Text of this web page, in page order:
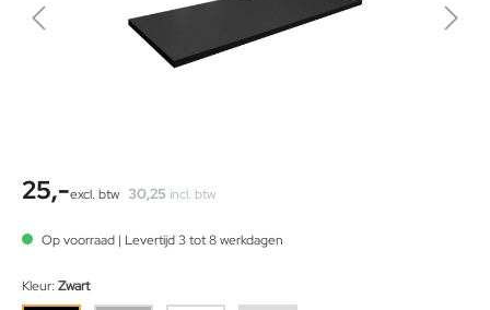
25,- 30,25 incl. btw
excl. btw
Op voorraad | Levertijd 3 tot 8 werkdagen
Kleur: Zwart